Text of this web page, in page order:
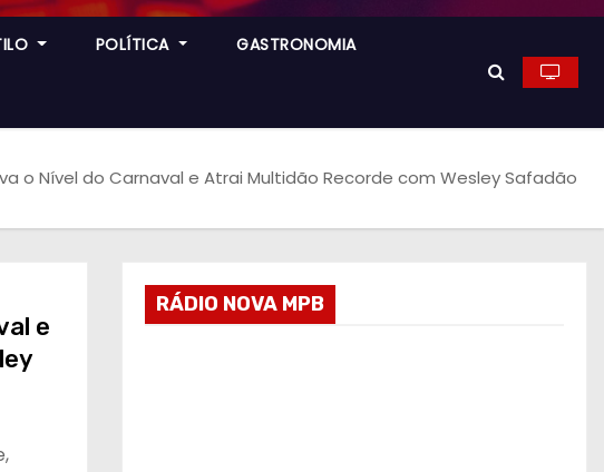
POLÍTICA GASTRONOMIA
o Nível do Carnaval e Atrai Multidão Recorde com Wesley Safadão
e
RÁDIO NOVA MPB